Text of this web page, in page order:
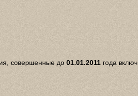
совершенные до 01.01.2011 года